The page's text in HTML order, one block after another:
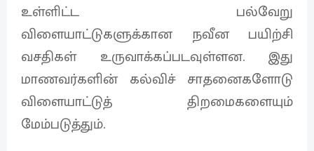
உள்ளிட்ட பல்வேறு
விளையாட்டுகளுக்கான நவீன பயிற்சி
வசதிகள் உருவாக்கப்படவுள்ளன. இது
மாணவர்களின் கல்விச் சாதனைகளோடு
விளையாட்டுத் திறமைகளையும்
மேம்படுத்தும்.